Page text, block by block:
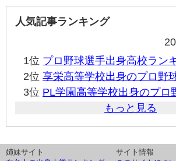
人気記事ランキング
1位 プロ野球選手出身高校ラン
2位 享栄高等学校出身のプロ野
3位 PL学園高等学校出身のプロ
もっと見る
姉妹サイト
サイト情報